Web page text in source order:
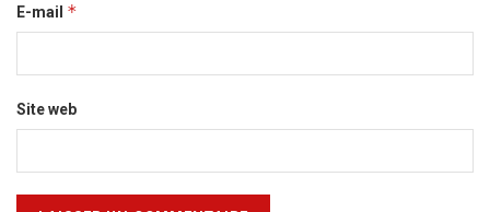
E-mail *
Site web